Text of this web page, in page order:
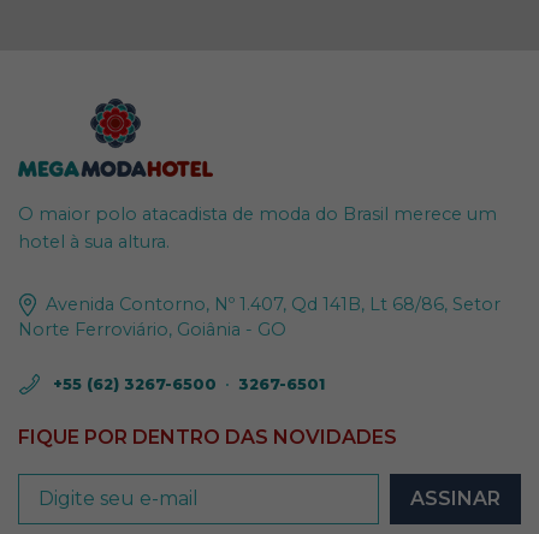
O maior polo atacadista de moda do Brasil merece um
hotel à sua altura.
Avenida Contorno, Nº 1.407, Qd 141B, Lt 68/86, Setor
Norte Ferroviário, Goiânia - GO
+55 (62) 3267-6500 • 3267-6501
FIQUE POR DENTRO DAS NOVIDADES